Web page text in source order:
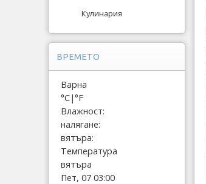
Кулинария
ВРЕМЕТО
Варна
°C|°F
Влажност:
налягане:
вятъра:
Температура
вятъра
Пет, 07 03:00